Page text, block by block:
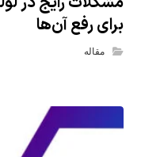
برای رفع آن‌ها
مقاله